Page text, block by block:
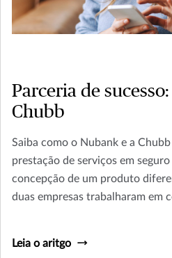
Parceria de
Chubb
Saiba como o Nubank e a
prestação de serviços em
concepção de um produto
duas empresas trabalharam em
Leia o aritgo